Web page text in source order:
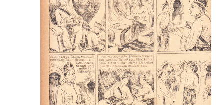
child
menu
Alamat
Rekening
Reseller